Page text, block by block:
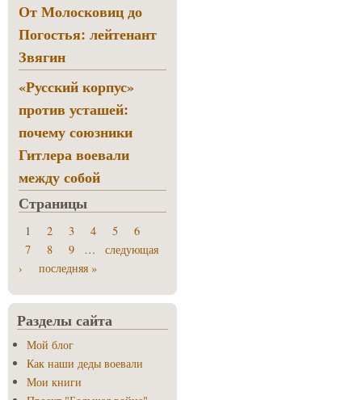
От Молосковиц до
Погостья: лейтенант
Звягин
«Русский корпус»
против усташей:
почему союзники
Гитлера воевали
между собой
Страницы
1 2 3 4 5
6
7
8 9 …
следующая
›
последняя »
Разделы сайта
Мой блог
Как наши деды воевали
Мои книги